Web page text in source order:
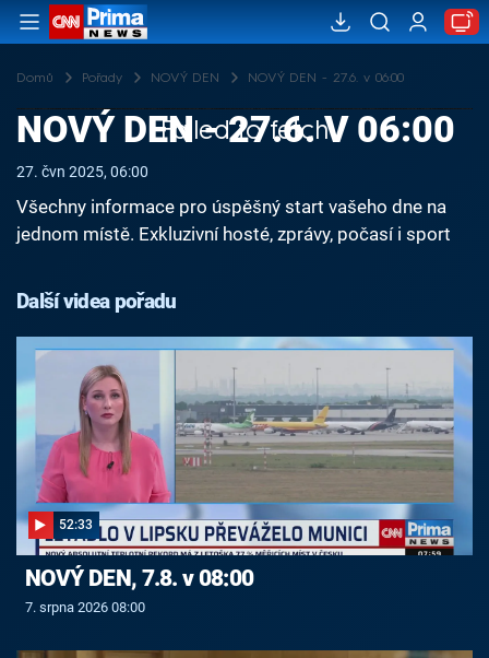
Domů Pořady NOVÝ DEN NOVÝ DEN - 27.6. v 06:00
Failed to fetch
NOVÝ DEN - 27.6. V 06:00
27. čvn 2025, 06:00
Všechny informace pro úspěšný start vašeho dne na
jednom místě. Exkluzivní hosté, zprávy, počasí i sport
Další videa pořadu
52:33
NOVÝ DEN, 7.8. v 08:00
7. srpna 2026 08:00